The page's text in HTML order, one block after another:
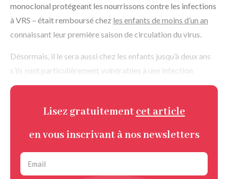
monoclonal protégeant les nourrissons contre les infections
à VRS – était remboursé chez les enfants de moins d’un an
connaissant leur première saison de circulation du virus.
Désormais, il le sera aussi chez les enfants jusqu’à deux ans
s’ils sont particulièrement vulnérables à une infection
Lisez gratuitement cet article
en vous inscrivant à nos newsletters